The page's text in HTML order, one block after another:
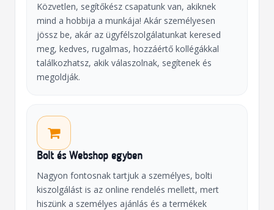
Közvetlen, segítőkész csapatunk van, akiknek
mind a hobbija a munkája! Akár személyesen
jössz be, akár az ügyfélszolgálatunkat keresed
meg, kedves, rugalmas, hozzáértő kollégákkal
találkozhatsz, akik válaszolnak, segítenek és
megoldják.
Bolt és Webshop egyben
Nagyon fontosnak tartjuk a személyes, bolti
kiszolgálást is az online rendelés mellett, mert
hiszünk a személyes ajánlás és a termékek